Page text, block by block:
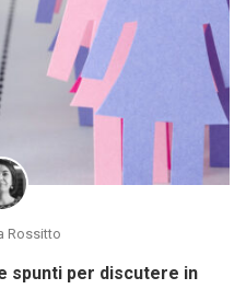
Rossitto
spunti per discutere in